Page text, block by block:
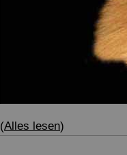
(Alles lesen)